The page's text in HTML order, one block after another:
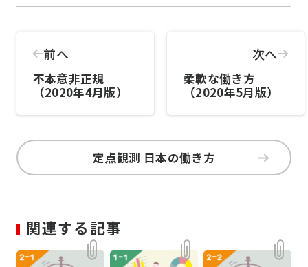
前へ
不本意非正規
（2020年4月版）
次へ
柔軟な働き方
（2020年5月版）
定点観測 日本の働き方
関連する記事